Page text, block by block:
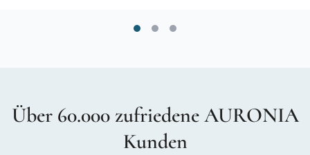
Über 60.000 zufriedene AURONIA
Kunden